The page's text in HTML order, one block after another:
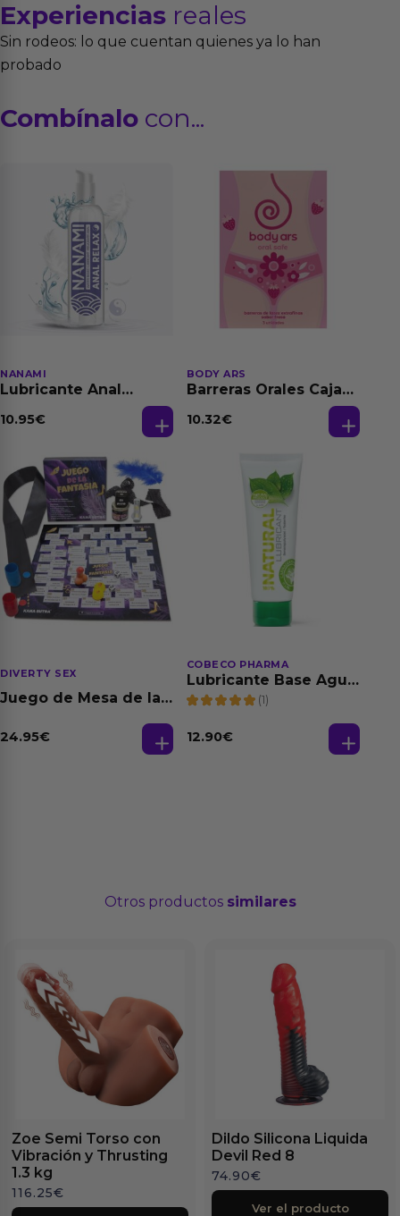
Experiencias reales
Sin rodeos: lo que cuentan quienes ya lo han
probado
Combínalo con...
NANAMI
Lubricante Anal
Dilatación Base Agua
10.95€
BODY ARS
Barreras Orales Caja
10.32€
DIVERTY SEX
Juego de Mesa de las
24.95€
COBECO PHARMA
Lubricante Base Agua
100% Natural 125 ml
(1)
12.90€
Otros productos similares
Zoe Semi Torso con
Vibración y Thrusting
1.3 kg
116.25€
Dildo Silicona Liquida
Devil Red 8
74.90€
Ver el producto